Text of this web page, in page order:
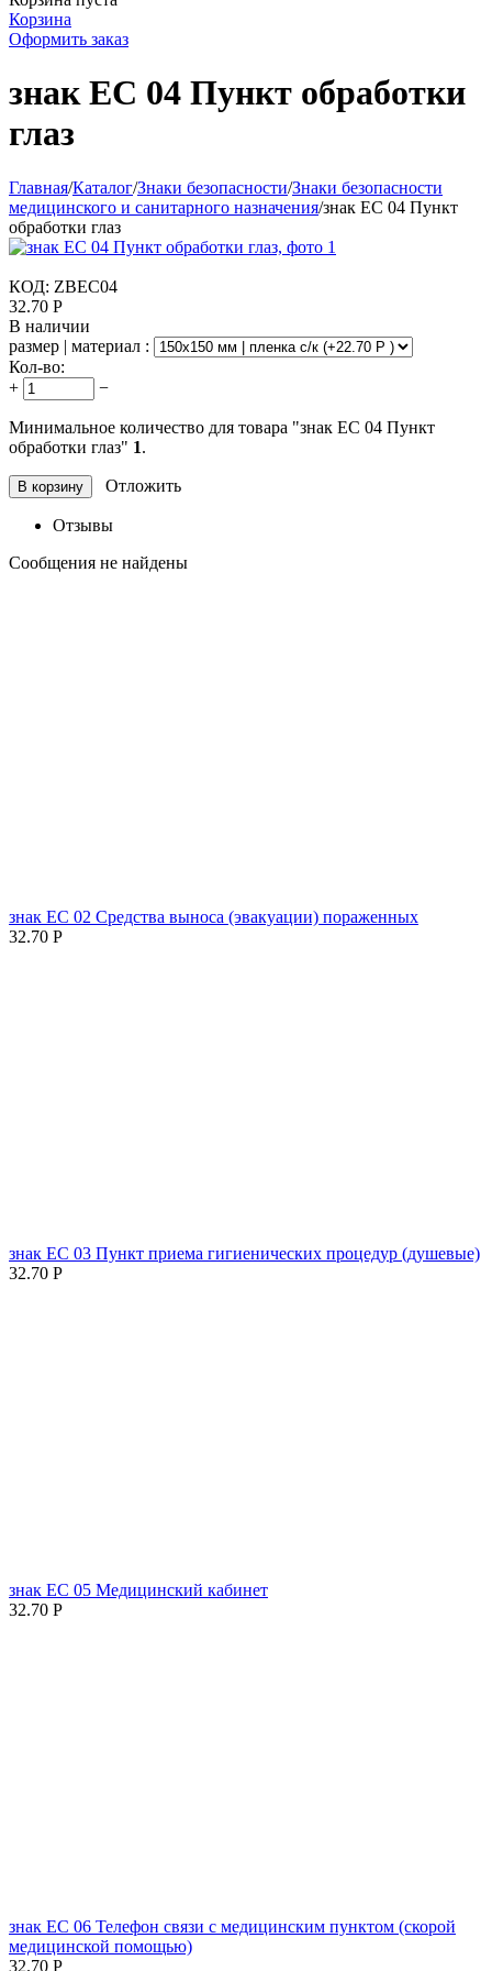
Корзина
Оформить заказ
знак ЕC 04 Пункт обработки
глаз
Главная/Каталог/Знаки безопасности/Знаки безопасности
медицинского и санитарного назначения/знак ЕC 04 Пункт
обработки глаз
КОД: ZBEC04
32.70 Р
В наличии
размер | материал :
Кол-во:
+
−
Минимальное количество для товара "знак ЕC 04 Пункт
обработки глаз" 1.
В корзину Отложить
Отзывы
Сообщения не найдены
знак ЕC 02 Средства выноса (эвакуации) пораженных
32.70 Р
знак ЕC 03 Пункт приема гигиенических процедур (душевые)
32.70 Р
знак ЕC 05 Медицинский кабинет
32.70 Р
знак ЕC 06 Телефон связи с медицинским пунктом (скорой
медицинской помощью)
32.70 Р